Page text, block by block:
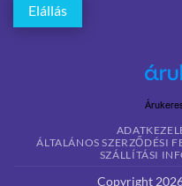
Elállás
ÁLTALÁNOS SZERZŐDÉSI
SZÁLLÍTÁSI
Copyright